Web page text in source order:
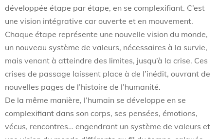
développée étape par étape, en se complexifiant. C’est
une vision intégrative car ouverte et en mouvement.
Chaque étape représente une nouvelle vision du monde,
un nouveau système de valeurs, nécessaires à la survie,
mais venant à atteindre des limites, jusqu’à la crise. Ces
crises de passage laissent place à de l’inédit, ouvrant de
nouvelles pages de l’histoire de l’humanité.
De la même manière, l’humain se développe en se
complexifiant dans son corps, ses pensées, émotions,
vécus, rencontres… engendrant un système de valeurs et